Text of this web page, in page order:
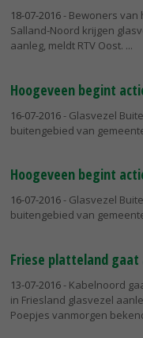
18-07-2016- Bewoners van
Salland-Noord krijgen
aanleg, meldt RTV Oost.
Hoogeveen begint
16-07-2016- Glasvezel
buitengebied van
Hoogeveen begint
16-07-2016- Glasvezel
buitengebied van
Friese platteland gaat
13-07-2016- Kabelnoord
in Friesland glasvezel
Poepjes vanmorgen